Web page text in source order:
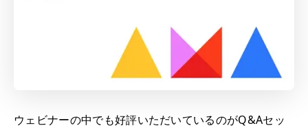
ウェビナーの中でも好評いただいているのがQ&Aセッ